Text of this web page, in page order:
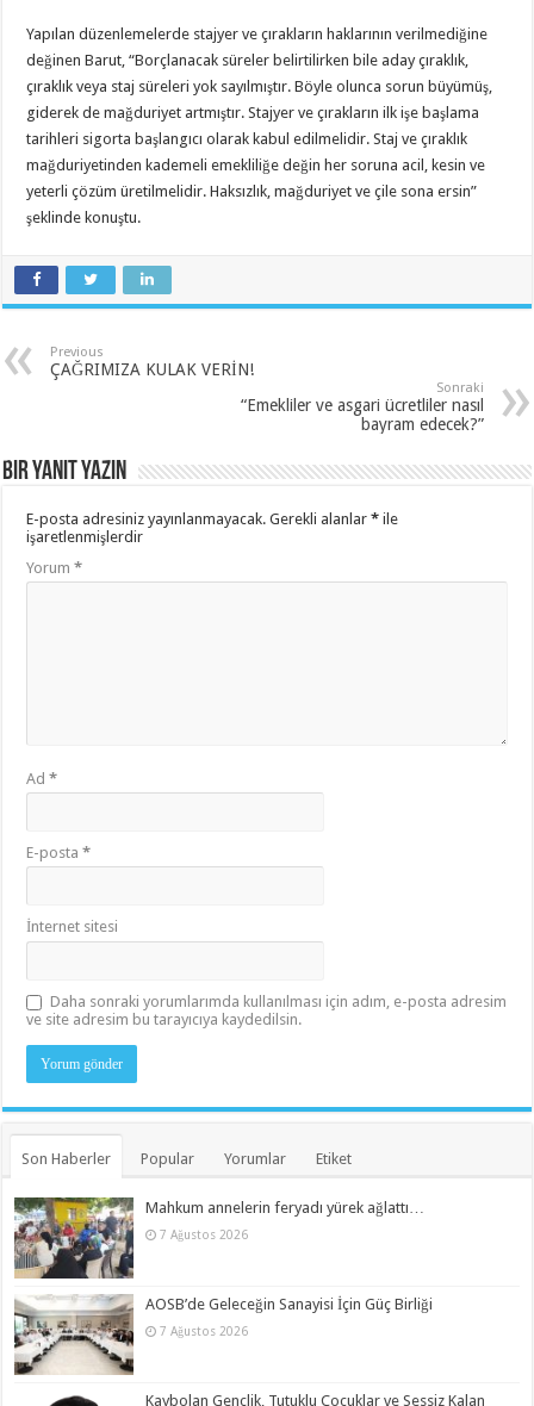
Yapılan düzenlemelerde stajyer ve çırakların haklarının verilmediğine
değinen Barut, “Borçlanacak süreler belirtilirken bile aday çıraklık,
çıraklık veya staj süreleri yok sayılmıştır. Böyle olunca sorun büyümüş,
giderek de mağduriyet artmıştır. Stajyer ve çırakların ilk işe başlama
tarihleri sigorta başlangıcı olarak kabul edilmelidir. Staj ve çıraklık
mağduriyetinden kademeli emekliliğe değin her soruna acil, kesin ve
yeterli çözüm üretilmelidir. Haksızlık, mağduriyet ve çile sona ersin”
şeklinde konuştu.
Previous
ÇAĞRIMIZA KULAK VERİN!
Sonraki
“Emekliler ve asgari ücretliler nasıl
bayram edecek?”
Bir yanıt yazın
E-posta adresiniz yayınlanmayacak. Gerekli alanlar* ile
işaretlenmişlerdir
Yorum*
Ad*
E-posta*
İnternet sitesi
Daha sonraki yorumlarımda kullanılması için adım, e-posta adresim
ve site adresim bu tarayıcıya kaydedilsin.
Son Haberler Popular Yorumlar Etiket
Mahkum annelerin feryadı yürek ağlattı…
7 Ağustos 2026
AOSB’de Geleceğin Sanayisi İçin Güç Birliği
7 Ağustos 2026
Kaybolan Gençlik, Tutuklu Çocuklar ve Sessiz Kalan